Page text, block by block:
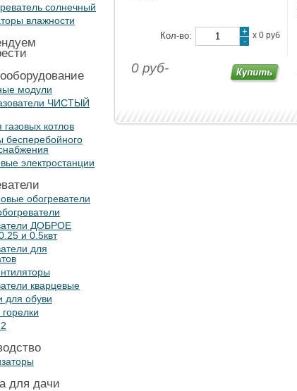
солнечный
влажности
модули
ЧИСТЫЙ
котлов
бесперебойного
электростанции
обогреватели
ДОБРОЕ
и 0.5квт
для
кварцевые
для обуви
для дачи
Кол-во: х 0 руб
+
-
0 руб-